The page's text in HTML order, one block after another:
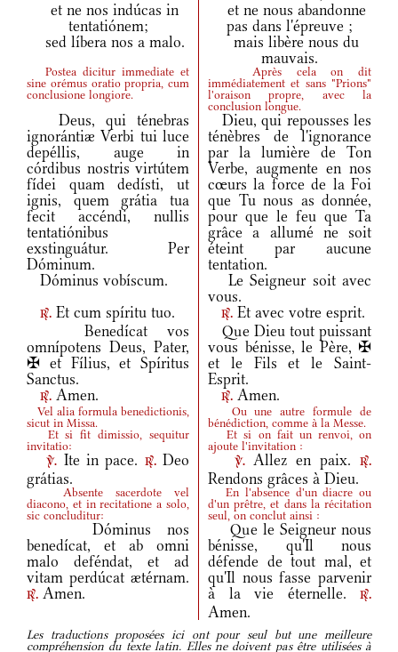
et ne nos indúcas in
tentatiónem;
et ne nous abandonne
pas dans l'épreuve ;
sed líbera nos a malo.
mais libère nous du
mauvais.
Postea dicitur immediate et
sine orémus oratio propria, cum
conclusione longiore.
Après cela on dit
immédiatement et sans "Prions"
l'oraison propre, avec la
conclusion longue.
Deus, qui ténebras
ignorántiæ Verbi tui luce
depéllis, auge in
córdibus nostris virtútem
fídei quam dedísti, ut
ignis, quem grátia tua
fecit accéndi, nullis
tentatiónibus
exstinguátur. Per
Dóminum.
Dieu, qui repousses les
ténèbres de l'ignorance
par la lumière de Ton
Verbe, augmente en nos
cœurs la force de la Foi
que Tu nous as donnée,
pour que le feu que Ta
grâce a allumé ne soit
éteint par aucune
tentation.
Dóminus vobíscum.
Le Seigneur soit avec
vous.
r. Et cum spíritu tuo. r. Et avec votre esprit.
Benedícat vos
omnípotens Deus, Pater,
✠ et Fílius, et Spíritus
Sanctus.
Que Dieu tout puissant
vous bénisse, le Père, ✠
et le Fils et le Saint-
Esprit.
r. Amen. r. Amen.
Vel alia formula benedictionis,
sicut in Missa.
Ou une autre formule de
bénédiction, comme à la Messe.
Et si fit dimissio, sequitur
invitatio:
Et si on fait un renvoi, on
ajoute l'invitation :
v. Ite in pace. r.Deo
grátias.
v.Allez en paix.r.
Rendons grâces à Dieu.
Absente sacerdote vel
diacono, et in recitatione a solo,
sic concluditur:
En l'absence d'un diacre ou
d'un prêtre, et dans la récitation
seul, on conclut ainsi :
Dóminus nos
benedícat, et ab omni
malo deféndat, et ad
vitam perdúcat ætérnam.
r. Amen.
Que le Seigneur nous
bénisse, qu'Il nous
défende de tout mal, et
qu'Il nous fasse parvenir
à la vie éternelle.
r.
Amen.
Les traductions proposées ici ont pour seul but une meilleure
compréhension du texte latin. Elles ne doivent pas être utilisées à